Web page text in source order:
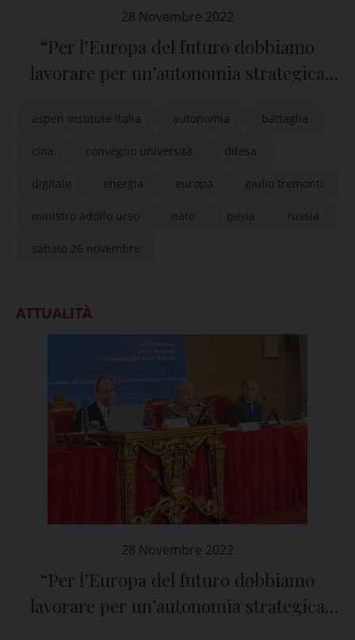
28 Novembre 2022
“Per l’Europa del futuro dobbiamo
lavorare per un’autonomia strategica
aspen institute italia autonomia battaglia
cina convegno università difesa
digitale energia europa giulio tremonti
ministro adolfo urso nato pavia russia
sabato 26 novembre
ATTUALITÀ
28 Novembre 2022
“Per l’Europa del futuro dobbiamo
lavorare per un’autonomia strategica